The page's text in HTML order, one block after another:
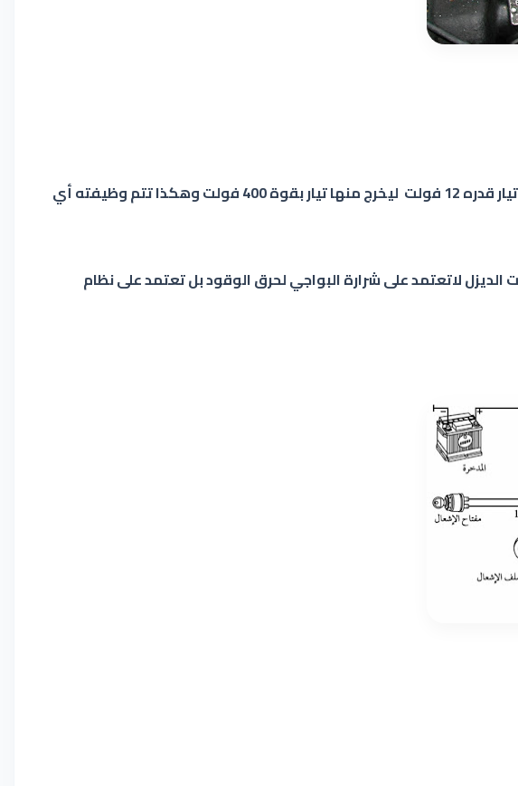
يقوم مولد الشرارة في السيارة بتحويل أو برفع جهد التيار الكهربائي , كيف ذلك ؟ فمثلا يدخل الى البوبينه تيار قدره 12 فولت ليخرج منها تيار بقوة 400 فولت وهكذا تتم وظيفته أي
الديزل لاتعتمد على شرارة البواجي لحرق الوقود بل تعتمد على نظام